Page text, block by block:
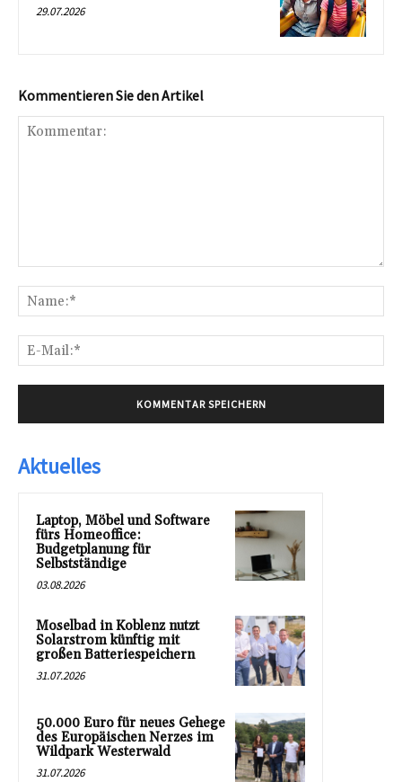
29.07.2026
Kommentieren Sie den Artikel
Aktuelles
Laptop, Möbel und Software
fürs Homeoffice:
Budgetplanung für
Selbstständige
03.08.2026
Moselbad in Koblenz nutzt
Solarstrom künftig mit
großen Batteriespeichern
31.07.2026
50.000 Euro für neues Gehege
des Europäischen Nerzes im
Wildpark Westerwald
31.07.2026